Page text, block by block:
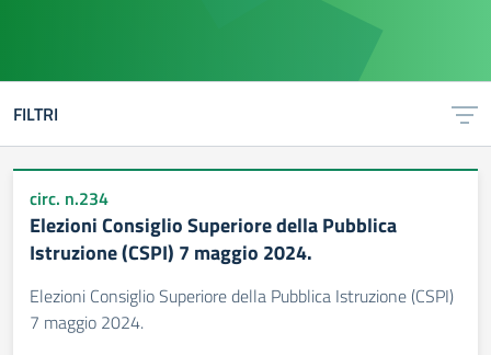
FILTRI
circ. n.234
Elezioni Consiglio Superiore della Pubblica
Istruzione (CSPI) 7 maggio 2024.
Elezioni Consiglio Superiore della Pubblica Istruzione (CSPI)
7 maggio 2024.